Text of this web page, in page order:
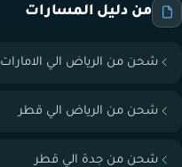
من دليل المسارات
شحن من الرياض الي الامارات
شحن من الرياض الي قطر
شحن من جدة الي قطر